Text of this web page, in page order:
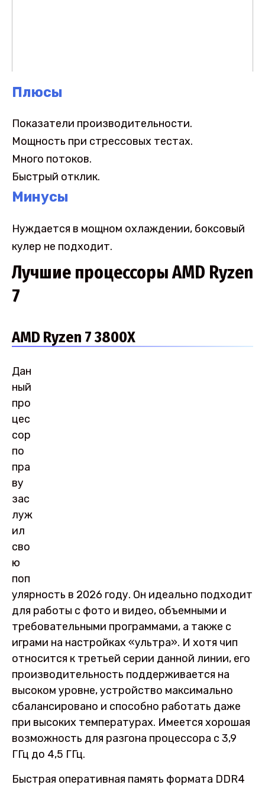
Плюсы
Показатели производительности.
Мощность при стрессовых тестах.
Много потоков.
Быстрый отклик.
Минусы
Нуждается в мощном охлаждении, боксовый
кулер не подходит.
Лучшие процессоры AMD Ryzen
7
AMD Ryzen 7 3800X
Дан
ный
про
цес
сор
по
пра
ву
зас
луж
ил
сво
ю
поп
улярность в 2026 году. Он идеально подходит
для работы с фото и видео, объемными и
требовательными программами, а также с
играми на настройках «ультра». И хотя чип
относится к третьей серии данной линии, его
производительность поддерживается на
высоком уровне, устройство максимально
сбалансировано и способно работать даже
при высоких температурах. Имеется хорошая
возможность для разгона процессора с 3,9
ГГц до 4,5 ГГц.
Быстрая оперативная память формата DDR4